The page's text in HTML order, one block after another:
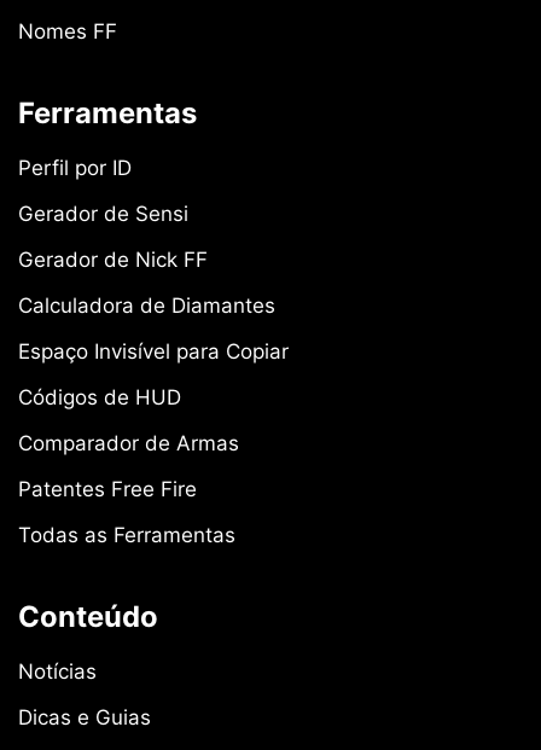
Nomes FF
Ferramentas
Perfil por ID
Gerador de Sensi
Gerador de Nick FF
Calculadora de Diamantes
Espaço Invisível para Copiar
Códigos de HUD
Comparador de Armas
Patentes Free Fire
Todas as Ferramentas
Conteúdo
Notícias
Dicas e Guias